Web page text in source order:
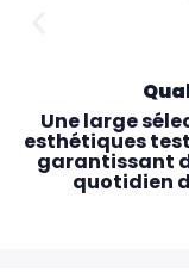
Une large
esthétiques
garantissant
quotidien